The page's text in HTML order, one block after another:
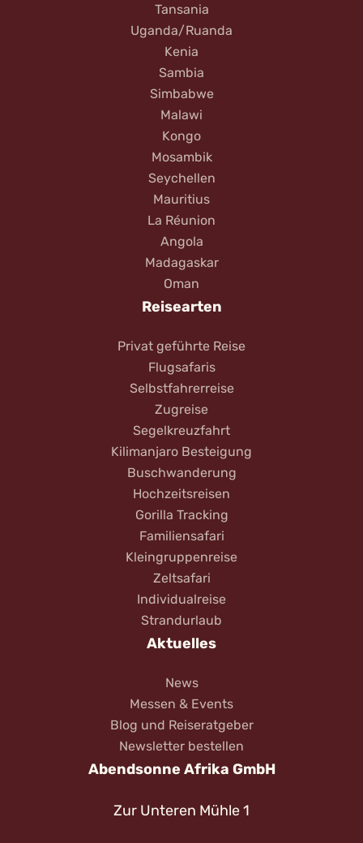
Tansania
Uganda/Ruanda
Kenia
Sambia
Simbabwe
Malawi
Kongo
Mosambik
Seychellen
Mauritius
La Réunion
Angola
Madagaskar
Oman
Reisearten
Privat geführte Reise
Flugsafaris
Selbstfahrerreise
Zugreise
Segelkreuzfahrt
Kilimanjaro Besteigung
Buschwanderung
Hochzeitsreisen
Gorilla Tracking
Familiensafari
Kleingruppenreise
Zeltsafari
Individualreise
Strandurlaub
Aktuelles
News
Messen & Events
Blog und Reiseratgeber
Newsletter bestellen
Abendsonne Afrika GmbH
Zur Unteren Mühle 1